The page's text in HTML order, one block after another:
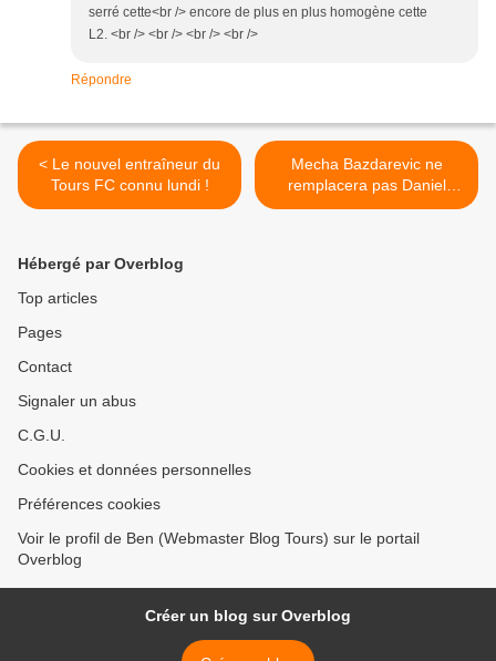
serré cette<br /> encore de plus en plus homogène cette
L2. <br /> <br /> <br /> <br />
Répondre
< Le nouvel entraîneur du
Tours FC connu lundi !
Mecha Bazdarevic ne
remplacera pas Daniel
Sanchez ! >
Hébergé par Overblog
Top articles
Pages
Contact
Signaler un abus
C.G.U.
Cookies et données personnelles
Préférences cookies
Voir le profil de Ben (Webmaster Blog Tours) sur le portail
Overblog
Créer un blog sur Overblog